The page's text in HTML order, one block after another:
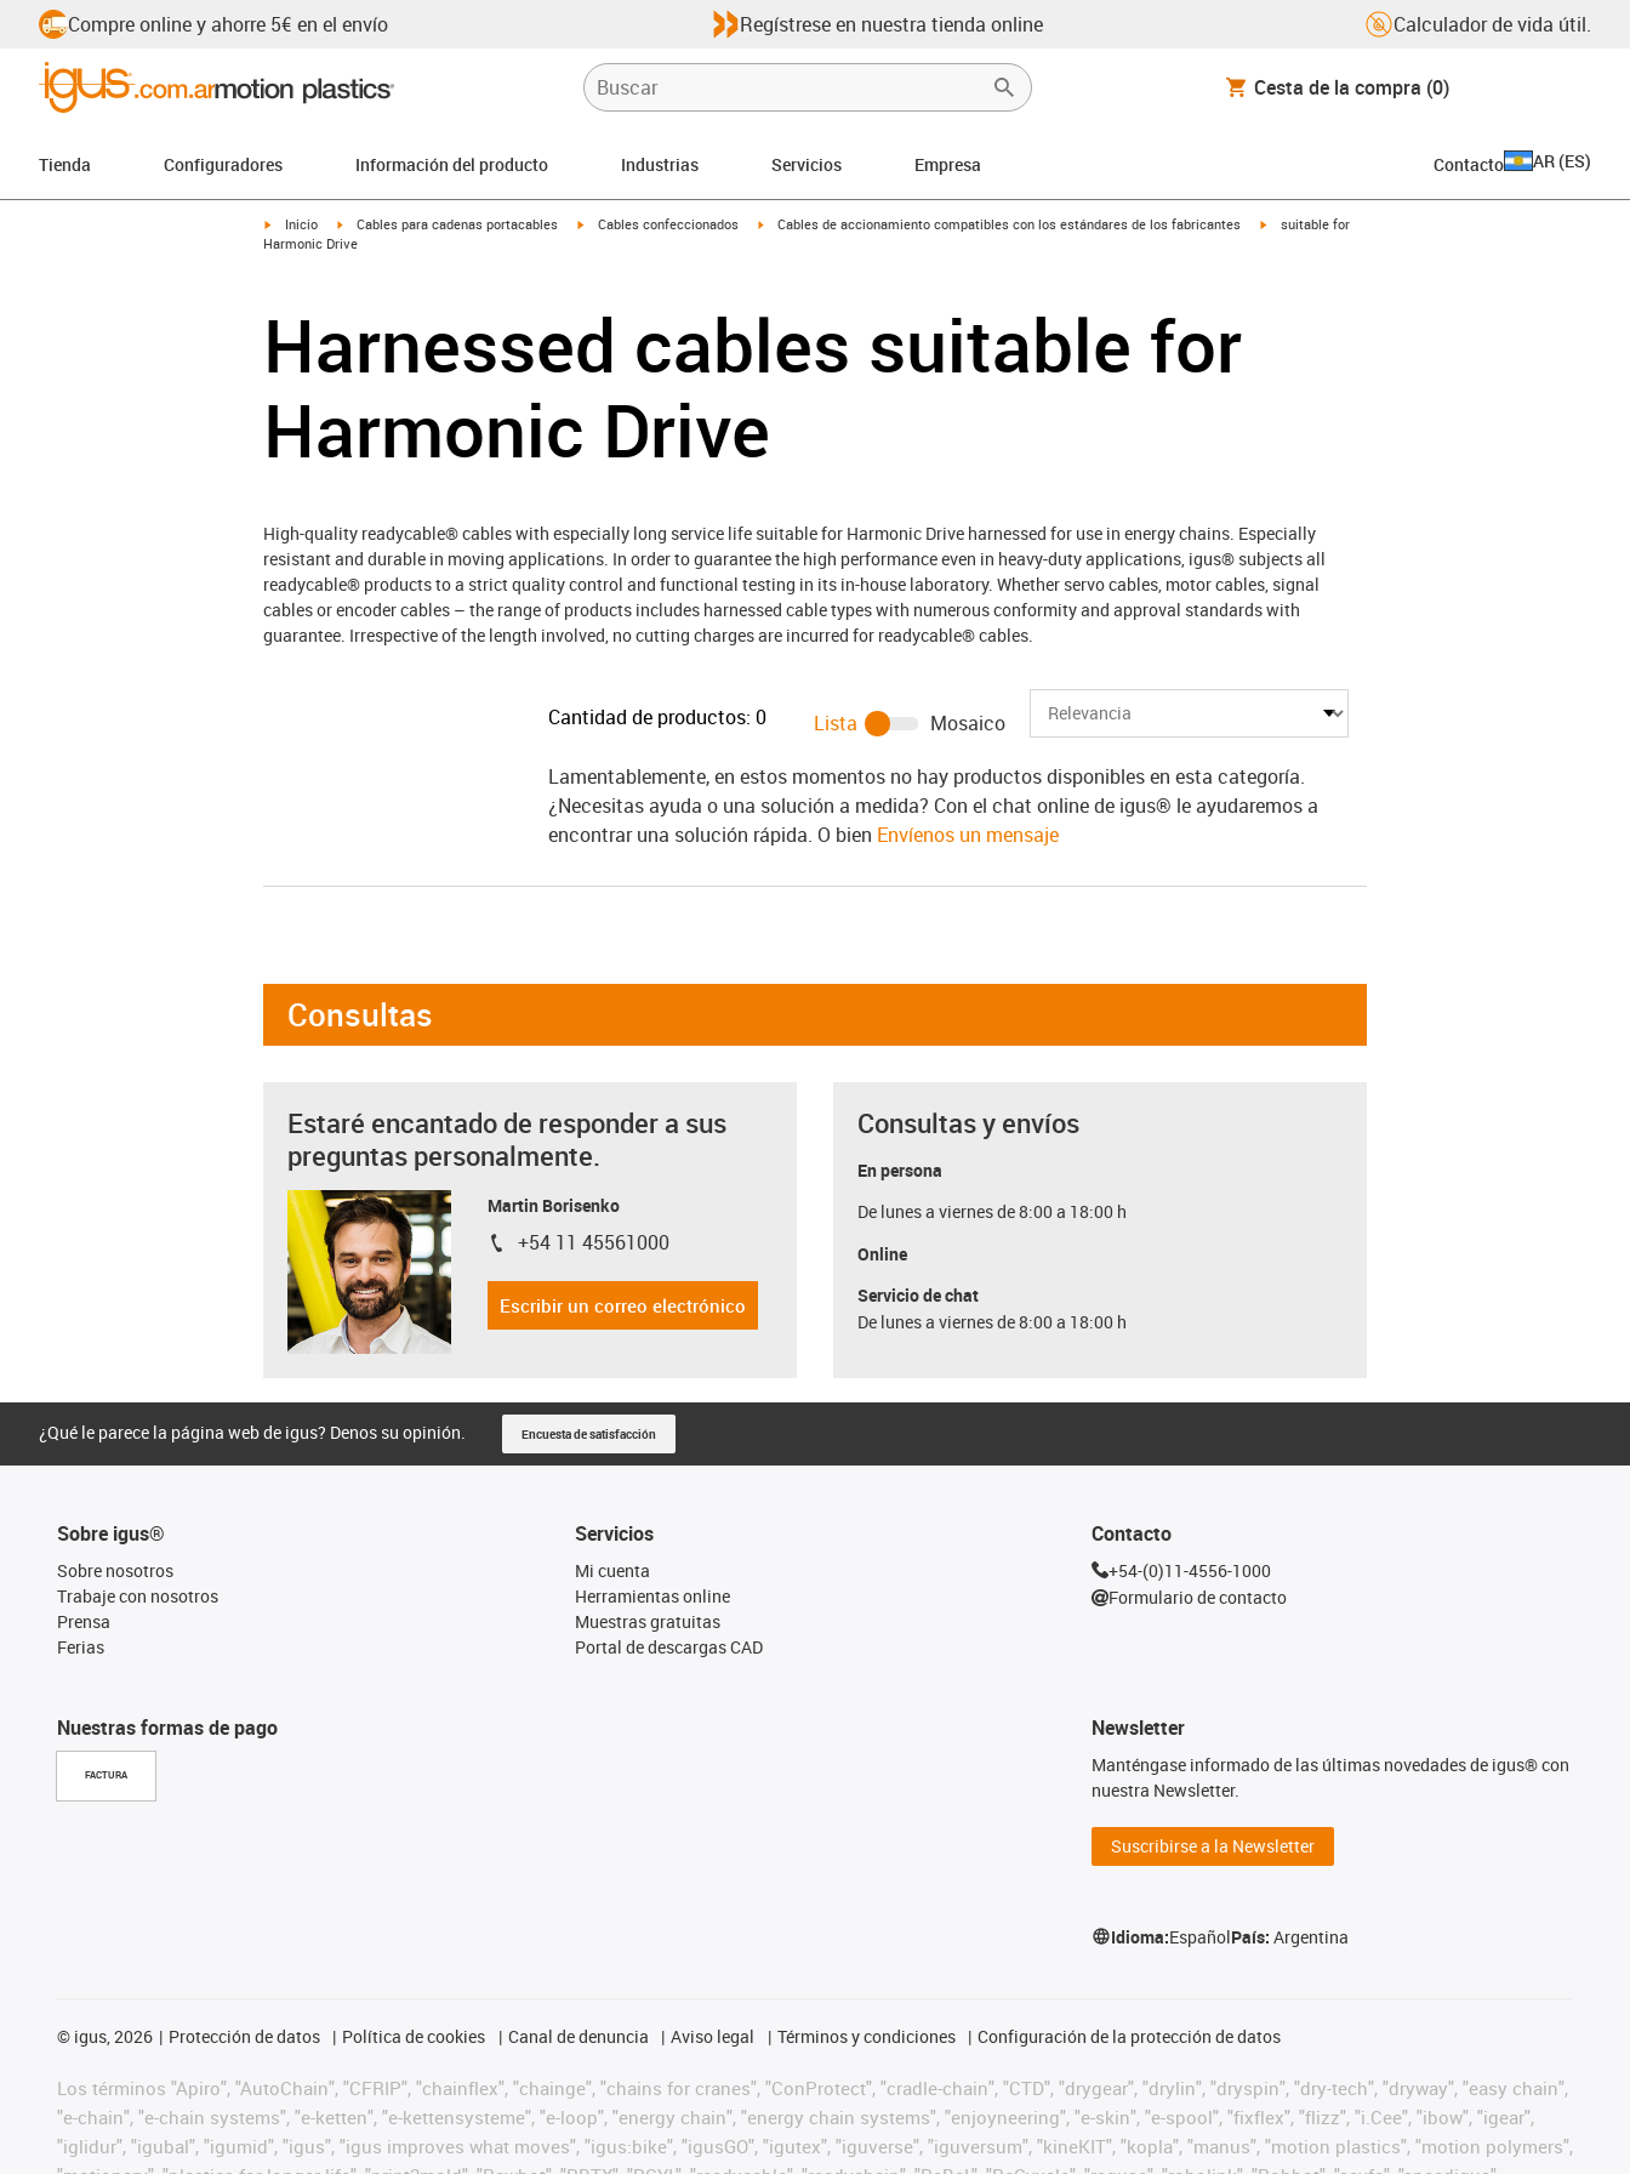
Compre online y ahorre 5€ en el envío Regístrese en nuestra tienda online Calculador de vida útil.
Cesta de la compra (0)
Tienda Configuradores Información del producto Industrias Servicios Empresa Contacto AR (ES)
igus-icon-arrow-right
Inicio igus-icon-arrow-right
Cables para cadenas portacables igus-icon-arrow-right
Cables confeccionados igus-icon-arrow-right
Cables de accionamiento compatibles con los estándares de los fabricantes igus-icon-arrow-right
suitable for
Harmonic Drive
Harnessed cables suitable for
Harmonic Drive
High-quality readycable® cables with especially long service life suitable for Harmonic Drive harnessed for use in energy chains. Especially
resistant and durable in moving applications. In order to guarantee the high performance even in heavy-duty applications, igus® subjects all
readycable® products to a strict quality control and functional testing in its in-house laboratory. Whether servo cables, motor cables, signal
cables or encoder cables – the range of products includes harnessed cable types with numerous conformity and approval standards with
guarantee. Irrespective of the length involved, no cutting charges are incurred for readycable® cables.
Cantidad de productos: 0 Lista
Mosaico
Lamentablemente, en estos momentos no hay productos disponibles en esta categoría.
¿Necesitas ayuda o una solución a medida? Con el chat online de igus® le ayudaremos a
encontrar una solución rápida. O bien Envíenos un mensaje
Consultas
Estaré encantado de responder a sus
preguntas personalmente.
Martin Borisenko
igus-icon-phone
+54 11 45561000
Escribir un correo electrónico
Consultas y envíos
En persona
De lunes a viernes de 8:00 a 18:00 h
Online
Servicio de chat
De lunes a viernes de 8:00 a 18:00 h
¿Qué le parece la página web de igus? Denos su opinión. Encuesta de satisfacción
Sobre igus®
Sobre nosotros
Trabaje con nosotros
Prensa
Ferias
Nuestras formas de pago
FACTURA
Servicios
Mi cuenta
Herramientas online
Muestras gratuitas
Portal de descargas CAD
Contacto
+54-(0)11-4556-1000
Formulario de contacto
Newsletter
Manténgase informado de las últimas novedades de igus® con
nuestra Newsletter.
Suscribirse a la Newsletter
Idioma:EspañolPaís:Argentina
© igus, 2026 Protección de datos Política de cookies Canal de denuncia Aviso legal Términos y condiciones Configuración de la protección de datos
Los términos "Apiro", "AutoChain", "CFRIP", "chainflex", "chainge", "chains for cranes", "ConProtect", "cradle-chain", "CTD", "drygear", "drylin", "dryspin", "dry-tech", "dryway", "easy chain",
"e-chain", "e-chain systems", "e-ketten", "e-kettensysteme", "e-loop", "energy chain", "energy chain systems", "enjoyneering", "e-skin", "e-spool", "fixflex", "flizz", "i.Cee", "ibow", "igear",
"iglidur", "igubal", "igumid", "igus", "igus improves what moves", "igus:bike", "igusGO", "igutex", "iguverse", "iguversum", "kineKIT", "kopla", "manus", "motion plastics", "motion polymers",